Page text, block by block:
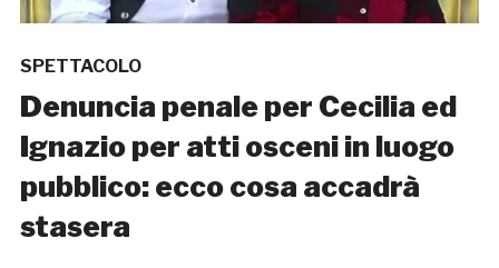
SPETTACOLO
Denuncia penale per Cecilia ed
Ignazio per atti osceni in luogo
pubblico: ecco cosa accadrà
stasera